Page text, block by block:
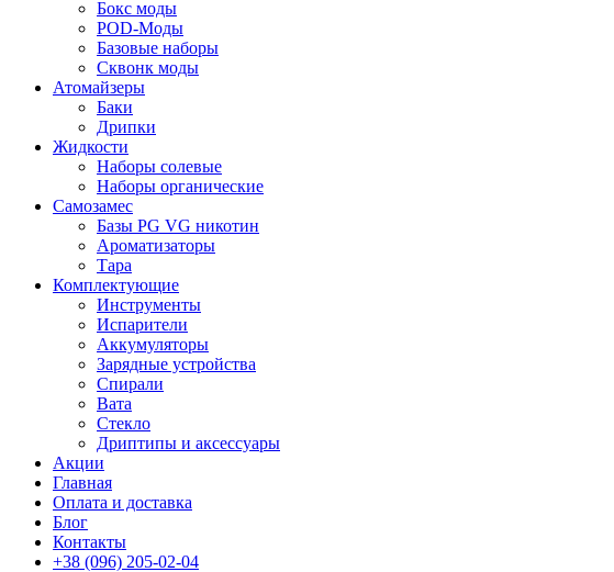
Бокс моды
POD-Моды
Базовые наборы
Сквонк моды
Атомайзеры
Баки
Дрипки
Жидкости
Наборы солевые
Наборы органические
Самозамес
Базы PG VG никотин
Ароматизаторы
Тара
Комплектующие
Инструменты
Испарители
Аккумуляторы
Зарядные устройства
Спирали
Вата
Стекло
Дриптипы и аксессуары
Акции
Главная
Оплата и доставка
Блог
Контакты
+38 (096) 205-02-04